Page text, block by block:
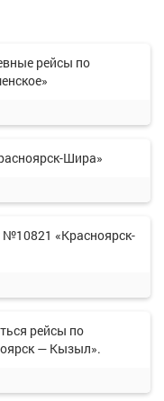
рейсы по
Шира»
«Красноярск-
рейсы по
— Кызыл».